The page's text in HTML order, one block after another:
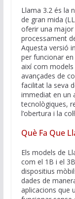
Llama 3.2 és la
de gran mida
oferir una
processament
Aquesta versió
per funcionar
així com
avançades de
facilitat la seva
immediat en un
tecnològiques,
l’obertura i la
Què Fa Que
Els models de
com el 1B i el
dispositius
dades de
aplicacions que